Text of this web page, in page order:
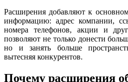
Расширения добавляют к
информацию: адрес компании,
номера телефонов, акции и
позволяют не только донести
но и занять больше
вытесняя конкурентов.
Почему расширения